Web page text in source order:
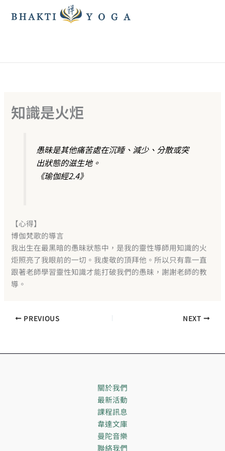
容
知識是火炬
愚昧是其他痛苦處在沉睡、減少、分散或突
出狀態的滋生地。
《瑜伽經2.4》
【心得】
博伽梵歌的導言
我出生在最黑暗的愚昧狀態中，是我的靈性導師用知識的火
炬照亮了我眼前的一切。我虔敬的頂拜他。所以只有靠一直
跟著老師學習靈性知識才能打破我們的愚昧，謝謝老師的教
導。
PREVIOUS NEXT
關於我們
最新活動
課程訊息
韋達文庫
曼陀音樂
聯絡我們